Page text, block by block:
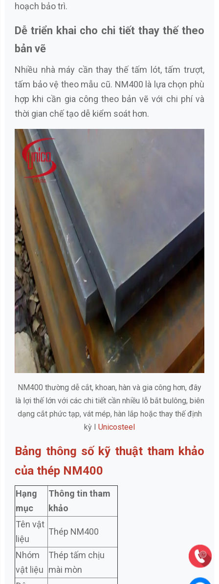
hoạch bảo trì.
Dễ triển khai cho chi tiết thay thế theo
bản vẽ
Nhiều nhà máy cần thay thế tấm lót, tấm trượt,
tấm bảo vệ theo mẫu cũ. NM400 là lựa chọn phù
hợp khi cần gia công theo bản vẽ với chi phí và
thời gian chế tạo dễ kiểm soát hơn.
NM400 thường dễ cắt, khoan, hàn và gia công hơn, đây
là lợi thế lớn với các chi tiết cần nhiều lỗ bắt bulông, biên
dạng cắt phức tạp, vát mép, hàn lắp hoặc thay thế định
kỳ I Unicosteel
Bảng thông số kỹ thuật tham khảo
của thép NM400
Hạng
mục
Thông tin tham
khảo
Tên vật
liệu
Thép NM400
Nhóm
vật liệu
Thép tấm chịu
mài mòn